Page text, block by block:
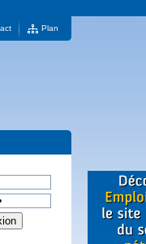
Plan